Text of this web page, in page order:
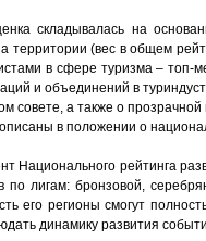
складывалась на
территории (вес в общем
в сфере туризма – топ-
и объединений в
а также о прозрачной
в положении о
Национального рейтинга
по лигам: бронзовой,
его регионы смогут
динамику развития